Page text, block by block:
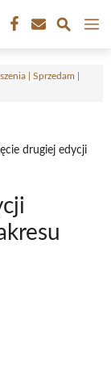
| Sprzedam |
drugiej edycji